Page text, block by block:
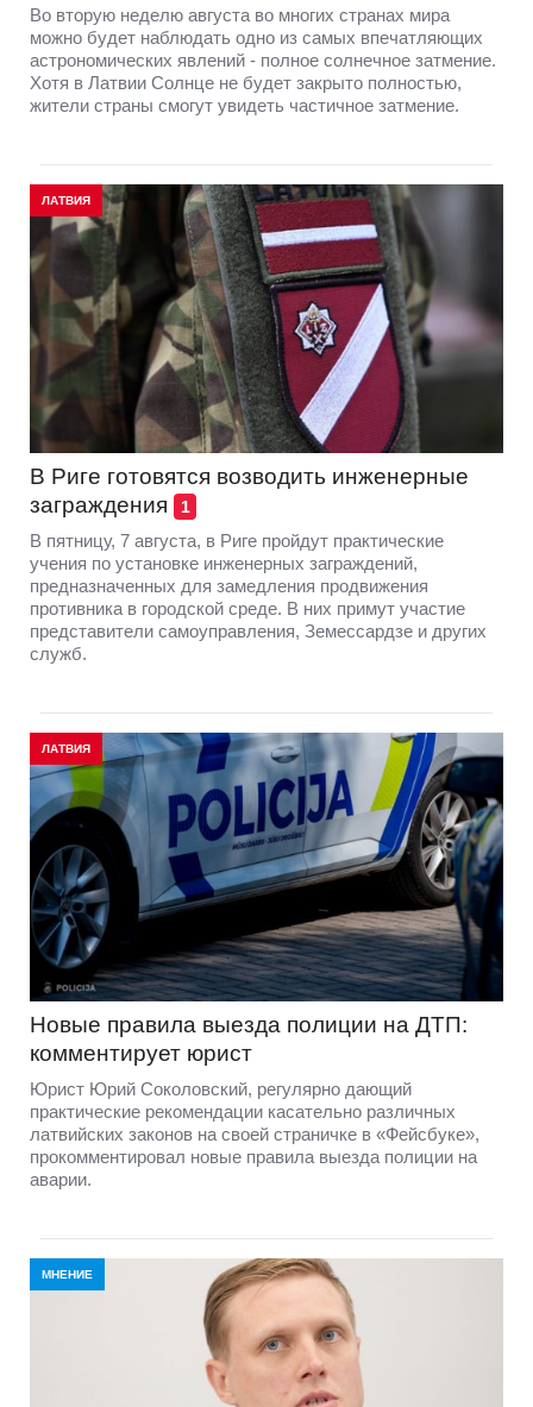
Во вторую неделю августа во многих странах мира
можно будет наблюдать одно из самых впечатляющих
астрономических явлений - полное солнечное затмение.
Хотя в Латвии Солнце не будет закрыто полностью,
жители страны смогут увидеть частичное затмение.
ЛАТВИЯ
В Риге готовятся возводить инженерные
заграждения
1
В пятницу, 7 августа, в Риге пройдут практические
учения по установке инженерных заграждений,
предназначенных для замедления продвижения
противника в городской среде. В них примут участие
представители самоуправления, Земессардзе и других
служб.
ЛАТВИЯ
Новые правила выезда полиции на ДТП:
комментирует юрист
Юрист Юрий Соколовский, регулярно дающий
практические рекомендации касательно различных
латвийских законов на своей страничке в «Фейсбуке»,
прокомментировал новые правила выезда полиции на
аварии.
МНЕНИЕ